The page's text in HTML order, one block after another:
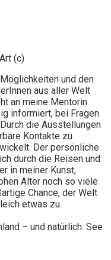
(c)
und den
aus aller Welt
an meine Mentorin
informiert, bei Fragen
die Ausstellungen
Kontakte zu
Der persönliche
durch die Reisen und
in meiner Kunst,
Alter noch so viele
Chance, der Welt
etwas zu
– und natürlich: See